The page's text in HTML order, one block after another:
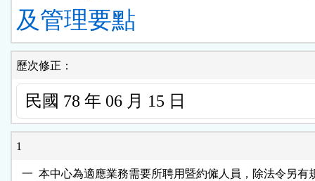
及管理要點
歷次修正：
1
一  本中心為適應業務需要所聘用暨約僱人員，除法令另有